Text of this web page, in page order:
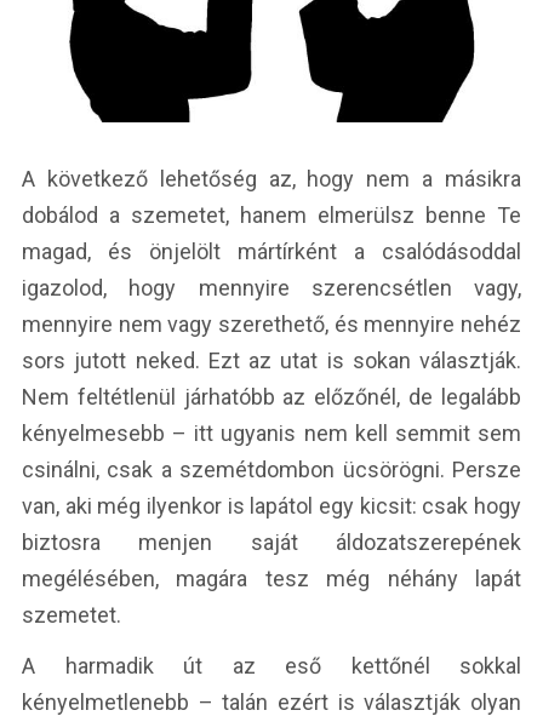
A következő lehetőség az, hogy nem a másikra
dobálod a szemetet, hanem elmerülsz benne Te
magad, és önjelölt mártírként a csalódásoddal
igazolod, hogy mennyire szerencsétlen vagy,
mennyire nem vagy szerethető, és mennyire nehéz
sors jutott neked. Ezt az utat is sokan választják.
Nem feltétlenül járhatóbb az előzőnél, de legalább
kényelmesebb – itt ugyanis nem kell semmit sem
csinálni, csak a szemétdombon ücsörögni. Persze
van, aki még ilyenkor is lapátol egy kicsit: csak hogy
biztosra menjen saját áldozatszerepének
megélésében, magára tesz még néhány lapát
szemetet.
A harmadik út az eső kettőnél sokkal
kényelmetlenebb – talán ezért is választják olyan